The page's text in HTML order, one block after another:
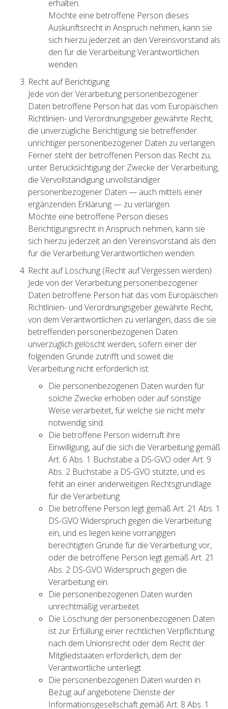
erhalten.
Möchte eine betroffene Person dieses
Auskunftsrecht in Anspruch nehmen, kann sie
sich hierzu jederzeit an den Vereinsvorstand als
den für die Verarbeitung Verantwortlichen
wenden.
Recht auf Berichtigung
Jede von der Verarbeitung personenbezogener
Daten betroffene Person hat das vom Europäischen
Richtlinien- und Verordnungsgeber gewährte Recht,
die unverzügliche Berichtigung sie betreffender
unrichtiger personenbezogener Daten zu verlangen.
Ferner steht der betroffenen Person das Recht zu,
unter Berücksichtigung der Zwecke der Verarbeitung,
die Vervollständigung unvollständiger
personenbezogener Daten — auch mittels einer
ergänzenden Erklärung — zu verlangen.
Möchte eine betroffene Person dieses
Berichtigungsrecht in Anspruch nehmen, kann sie
sich hierzu jederzeit an den Vereinsvorstand als den
für die Verarbeitung Verantwortlichen wenden.
Recht auf Löschung (Recht auf Vergessen werden)
Jede von der Verarbeitung personenbezogener
Daten betroffene Person hat das vom Europäischen
Richtlinien- und Verordnungsgeber gewährte Recht,
von dem Verantwortlichen zu verlangen, dass die sie
betreffenden personenbezogenen Daten
unverzüglich gelöscht werden, sofern einer der
folgenden Gründe zutrifft und soweit die
Verarbeitung nicht erforderlich ist:
Die personenbezogenen Daten wurden für
solche Zwecke erhoben oder auf sonstige
Weise verarbeitet, für welche sie nicht mehr
notwendig sind.
Die betroffene Person widerruft ihre
Einwilligung, auf die sich die Verarbeitung gemäß
Art. 6 Abs. 1 Buchstabe a DS-GVO oder Art. 9
Abs. 2 Buchstabe a DS-GVO stützte, und es
fehlt an einer anderweitigen Rechtsgrundlage
für die Verarbeitung.
Die betroffene Person legt gemäß Art. 21 Abs. 1
DS-GVO Widerspruch gegen die Verarbeitung
ein, und es liegen keine vorrangigen
berechtigten Gründe für die Verarbeitung vor,
oder die betroffene Person legt gemäß Art. 21
Abs. 2 DS-GVO Widerspruch gegen die
Verarbeitung ein.
Die personenbezogenen Daten wurden
unrechtmäßig verarbeitet.
Die Löschung der personenbezogenen Daten
ist zur Erfüllung einer rechtlichen Verpflichtung
nach dem Unionsrecht oder dem Recht der
Mitgliedstaaten erforderlich, dem der
Verantwortliche unterliegt.
Die personenbezogenen Daten wurden in
Bezug auf angebotene Dienste der
Informationsgesellschaft gemäß Art. 8 Abs. 1